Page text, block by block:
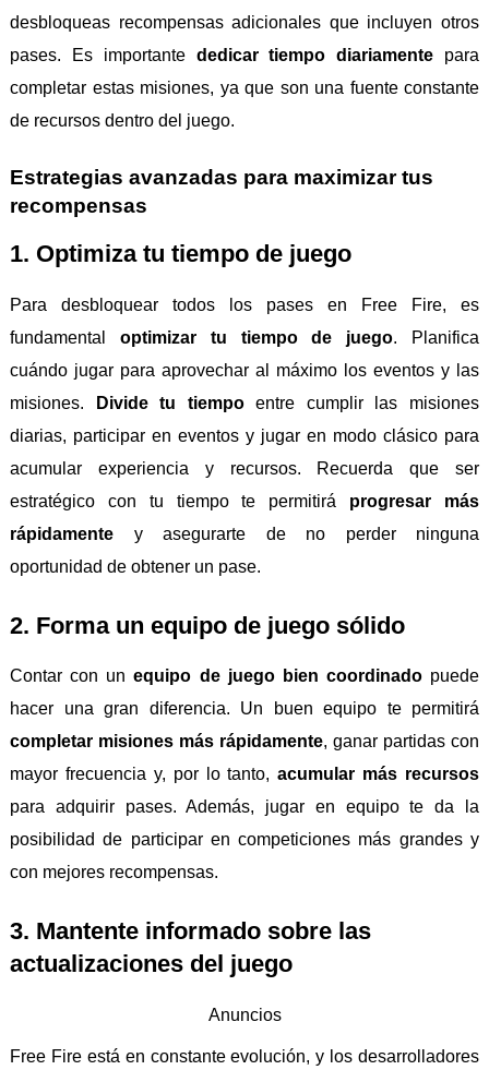
desbloqueas recompensas adicionales que incluyen otros
pases. Es importante dedicar tiempo diariamente para
completar estas misiones, ya que son una fuente constante
de recursos dentro del juego.
Estrategias avanzadas para maximizar tus
recompensas
1. Optimiza tu tiempo de juego
Para desbloquear todos los pases en Free Fire, es
fundamental optimizar tu tiempo de juego. Planifica
cuándo jugar para aprovechar al máximo los eventos y las
misiones.
Divide tu tiempoentre cumplir las misiones
diarias, participar en eventos y jugar en modo clásico para
acumular experiencia y recursos. Recuerda que ser
estratégico con tu tiempo te permitirá progresar más
rápidamente y asegurarte de no perder ninguna
oportunidad de obtener un pase.
2. Forma un equipo de juego sólido
Contar con unequipo de juego bien coordinadopuede
hacer una gran diferencia. Un buen equipo te permitirá
completar misiones más rápidamente, ganar partidas con
mayor frecuencia y, por lo tanto,acumular más recursos
para adquirir pases. Además, jugar en equipo te da la
posibilidad de participar en competiciones más grandes y
con mejores recompensas.
3. Mantente informado sobre las
actualizaciones del juego
Anuncios
Free Fire está en constante evolución, y los desarrolladores